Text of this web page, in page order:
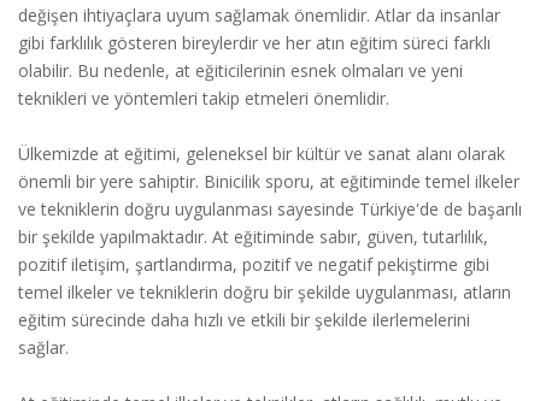
değişen ihtiyaçlara uyum sağlamak önemlidir. Atlar da insanlar
gibi farklılık gösteren bireylerdir ve her atın eğitim süreci farklı
olabilir. Bu nedenle, at eğiticilerinin esnek olmaları ve yeni
teknikleri ve yöntemleri takip etmeleri önemlidir.
Ülkemizde at eğitimi, geleneksel bir kültür ve sanat alanı olarak
önemli bir yere sahiptir. Binicilik sporu, at eğitiminde temel ilkeler
ve tekniklerin doğru uygulanması sayesinde Türkiye'de de başarılı
bir şekilde yapılmaktadır. At eğitiminde sabır, güven, tutarlılık,
pozitif iletişim, şartlandırma, pozitif ve negatif pekiştirme gibi
temel ilkeler ve tekniklerin doğru bir şekilde uygulanması, atların
eğitim sürecinde daha hızlı ve etkili bir şekilde ilerlemelerini
sağlar.